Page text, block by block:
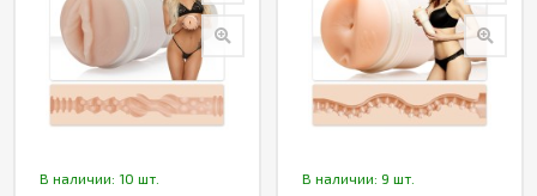
В наличии: 10 шт. В наличии: 9 шт.